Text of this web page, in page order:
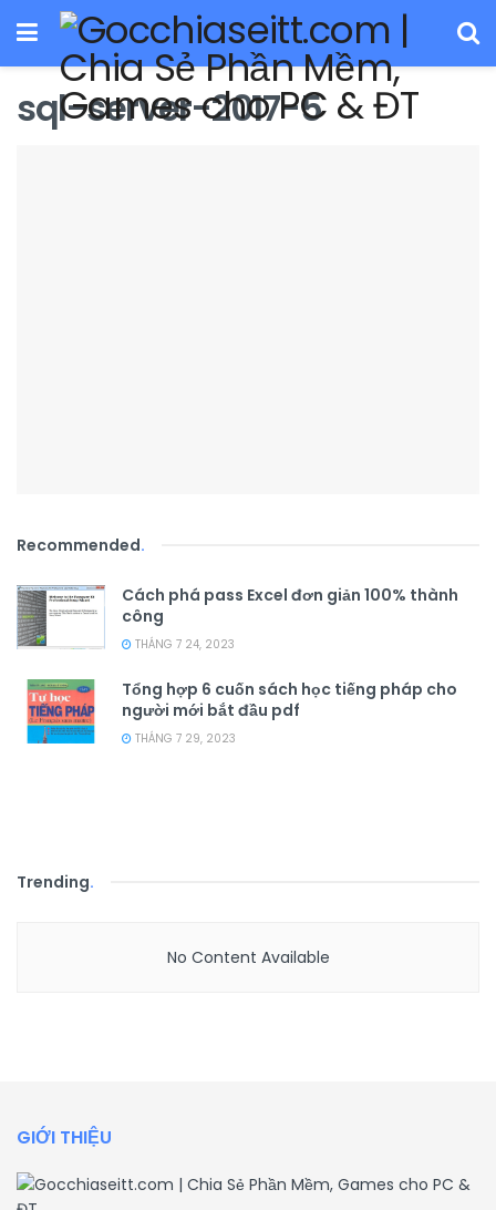
sql-server-2017-5
Recommended.
Cách phá pass Excel đơn giản 100% thành
công
THÁNG 7 24, 2023
Tổng hợp 6 cuốn sách học tiếng pháp cho
người mới bắt đầu pdf
THÁNG 7 29, 2023
Trending.
No Content Available
GIỚI THIỆU